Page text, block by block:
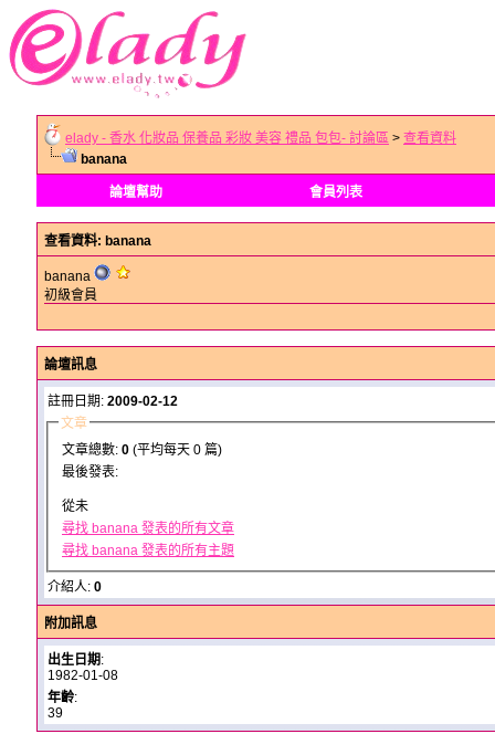
elady - 香水 化妝品 保養品 彩妝 美容 禮品 包包- 討論區 > 查看資料
banana
論壇幫助 會員列表
查看資料: banana
banana
初級會員
論壇訊息
註冊日期: 2009-02-12
文章
文章總數: 0 (平均每天 0 篇)
最後發表:
從未
尋找 banana 發表的所有文章
尋找 banana 發表的所有主題
介紹人: 0
附加訊息
出生日期:
1982-01-08
年齡:
39